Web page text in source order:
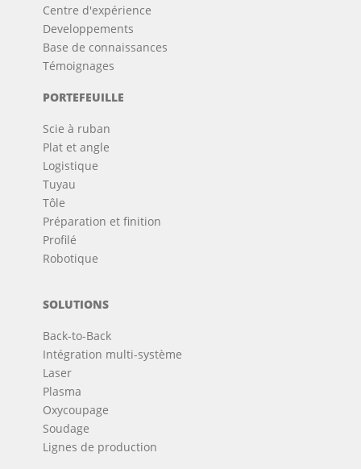
Centre d'expérience
Developpements
Base de connaissances
Témoignages
PORTEFEUILLE
Scie à ruban
Plat et angle
Logistique
Tuyau
Tôle
Préparation et finition
Profilé
Robotique
SOLUTIONS
Back-to-Back
Intégration multi-système
Laser
Plasma
Oxycoupage
Soudage
Lignes de production